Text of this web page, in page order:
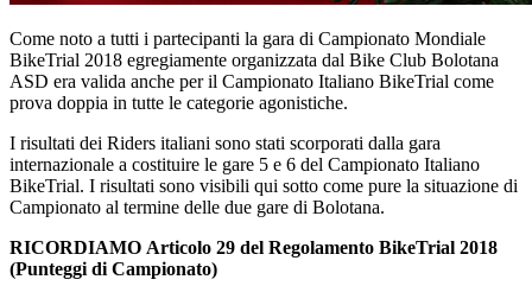
Come noto a tutti i partecipanti la gara di Campionato Mondiale
BikeTrial 2018 egregiamente organizzata dal Bike Club Bolotana
ASD era valida anche per il Campionato Italiano BikeTrial come
prova doppia in tutte le categorie agonistiche.
I risultati dei Riders italiani sono stati scorporati dalla gara
internazionale a costituire le gare 5 e 6 del Campionato Italiano
BikeTrial. I risultati sono visibili qui sotto come pure la situazione di
Campionato al termine delle due gare di Bolotana.
RICORDIAMO Articolo 29 del Regolamento BikeTrial 2018
(Punteggi di Campionato)